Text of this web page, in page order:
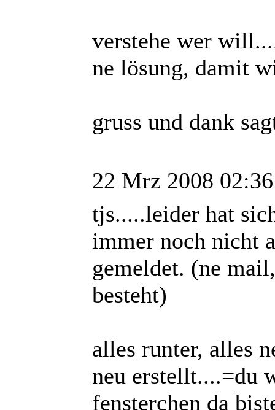
verstehe wer
ne lösung, damit
gruss und dank
22 Mrz 2008 02:36
tjs.....leider hat
immer noch nicht
gemeldet. (ne
besteht)
alles runter, alles
neu erstellt....=du
fensterchen da